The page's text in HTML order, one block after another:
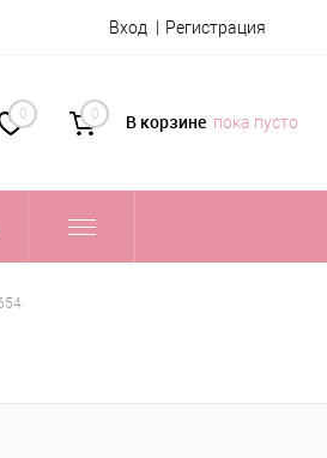
Вход Регистрация
0 0 В корзине пока пусто